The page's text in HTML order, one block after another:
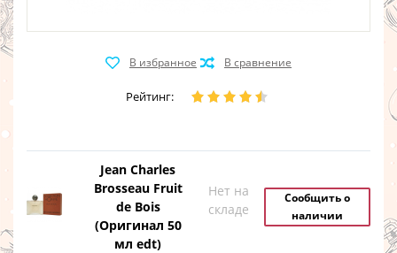
Рейтинг:
Jean Charles
Brosseau Fruit
de Bois
(Оригинал 50
мл edt)
Нет на
складе
Сообщить о
наличии